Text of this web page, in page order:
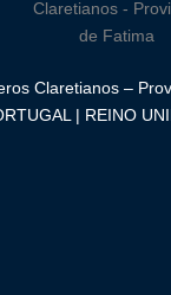
Claretianos –
| REINO